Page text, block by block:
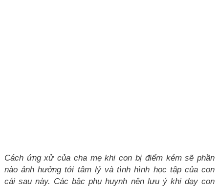
Cách ứng xử của cha mẹ khi con bị điểm kém sẽ phần
nào ảnh hưởng tới tâm lý và tình hình học tập của con
cái sau này. Các bậc phụ huynh nên lưu ý khi dạy con